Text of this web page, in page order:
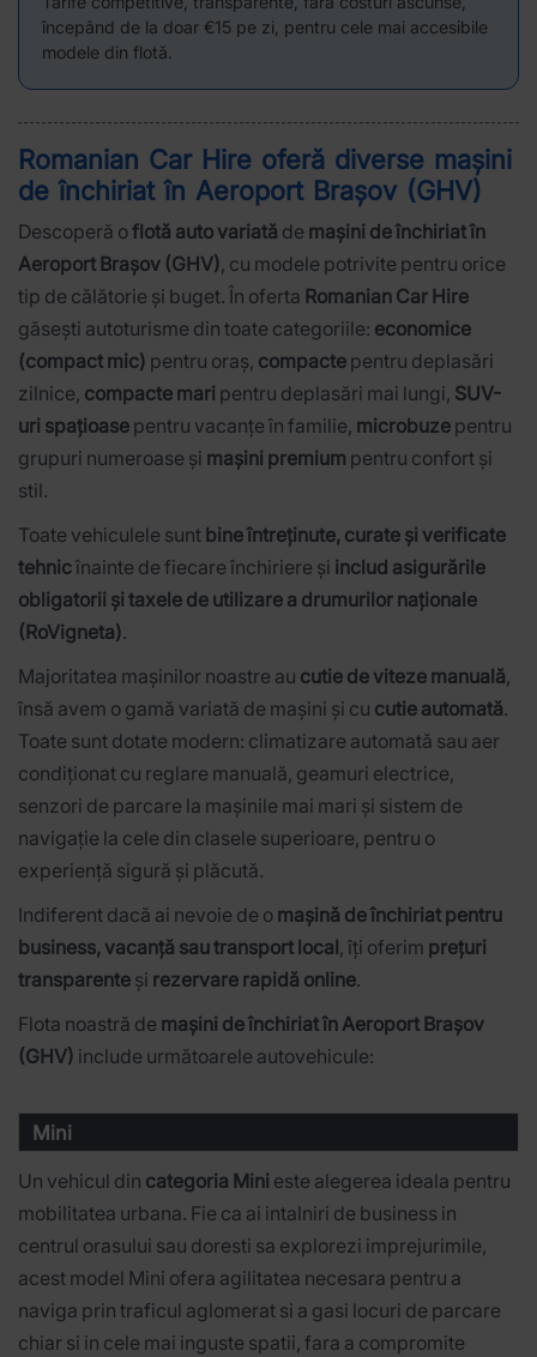
începând de la doar €15 pe zi, pentru cele mai accesibile
modele din flotă.
Romanian Car Hire oferă diverse mașini
de închiriat în Aeroport Brașov (GHV)
Descoperă oflotă auto variată de mașini de închiriat în
Aeroport Brașov (GHV), cu modele potrivite pentru orice
tip de călătorie și buget. În oferta Romanian Car Hire
găsești autoturisme din toate categoriile: economice
(compact mic) pentru oraș, compacte pentru deplasări
zilnice, compacte mari pentru deplasări mai lungi, SUV-
uri spațioase pentru vacanțe în familie, microbuze pentru
grupuri numeroase și mașini premium pentru confort și
stil.
Toate vehiculele sunt bine întreținute, curate și verificate
tehnicînainte de fiecare închiriere și includ asigurările
obligatorii și taxele de utilizare a drumurilor naționale
(RoVigneta).
Majoritatea mașinilor noastre au cutie de viteze manuală,
însă avem o gamă variată de mașini și cu cutie automată.
Toate sunt dotate modern: climatizare automată sau aer
condiționat cu reglare manuală, geamuri electrice,
senzori de parcare la mașinile mai mari și sistem de
navigație la cele din clasele superioare, pentru o
experiență sigură și plăcută.
Indiferent dacă ai nevoie de o mașină de închiriat pentru
business, vacanță sau transport local, îți oferim prețuri
transparente și rezervare rapidă online.
Flota noastră de mașini de închiriat în Aeroport Brașov
(GHV) include următoarele autovehicule:
Mini
Un vehicul din categoria Mini este alegerea ideala pentru
mobilitatea urbana. Fie ca ai intalniri de business in
centrul orasului sau doresti sa explorezi imprejurimile,
acest model Mini ofera agilitatea necesara pentru a
naviga prin traficul aglomerat si a gasi locuri de parcare
chiar si in cele mai inguste spatii, fara a compromite